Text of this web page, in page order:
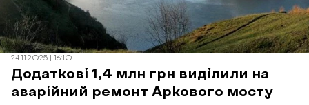
24.11.2025 | 16:10
Додаткові 1,4 млн грн виділили на
аварійний ремонт Аркового мосту